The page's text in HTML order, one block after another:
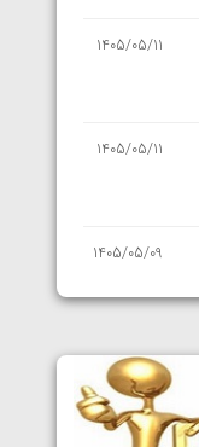
1405/05/11
1405/05/11
1405/05/09
1405/05/07